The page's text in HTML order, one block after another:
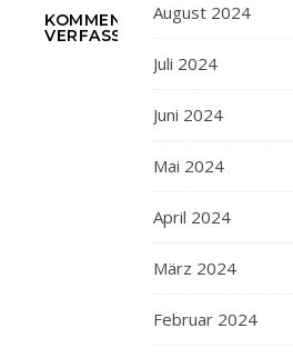
KOMMENTAR
VERFASSEN
August 2024
Juli 2024
Juni 2024
Mai 2024
April 2024
März 2024
Februar 2024